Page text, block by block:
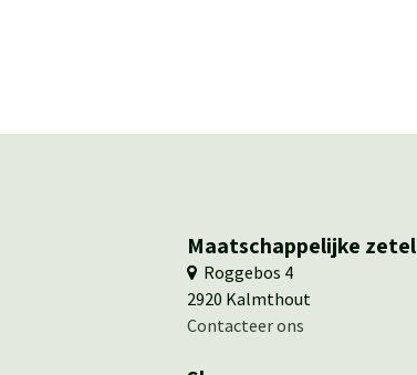
Maatschappelijke zetel
​ ​Roggebos 4
​2920 Kalmthout
Contacteer ons